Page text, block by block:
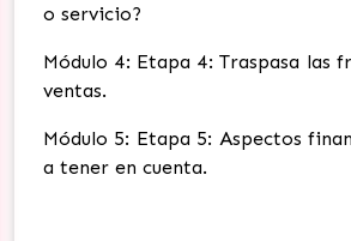
o servicio?
Módulo 4: Etapa 4: Traspasa las
ventas.
Módulo 5: Etapa 5: Aspectos
a tener en cuenta.